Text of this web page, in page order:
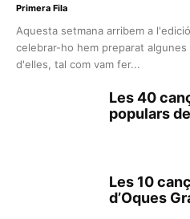
Primera Fila
Aquesta setmana arribem a
celebrar-ho hem preparat
d'elles, tal com vam fer...
Les 40
populars
Les 10
d’Oques